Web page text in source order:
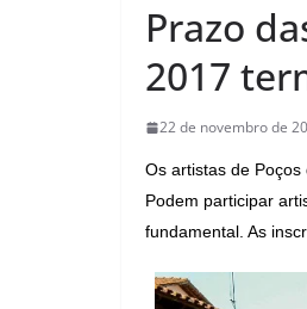
Prazo
2017
22 de novembro de
Os artistas de
Podem participar
fundamental. As